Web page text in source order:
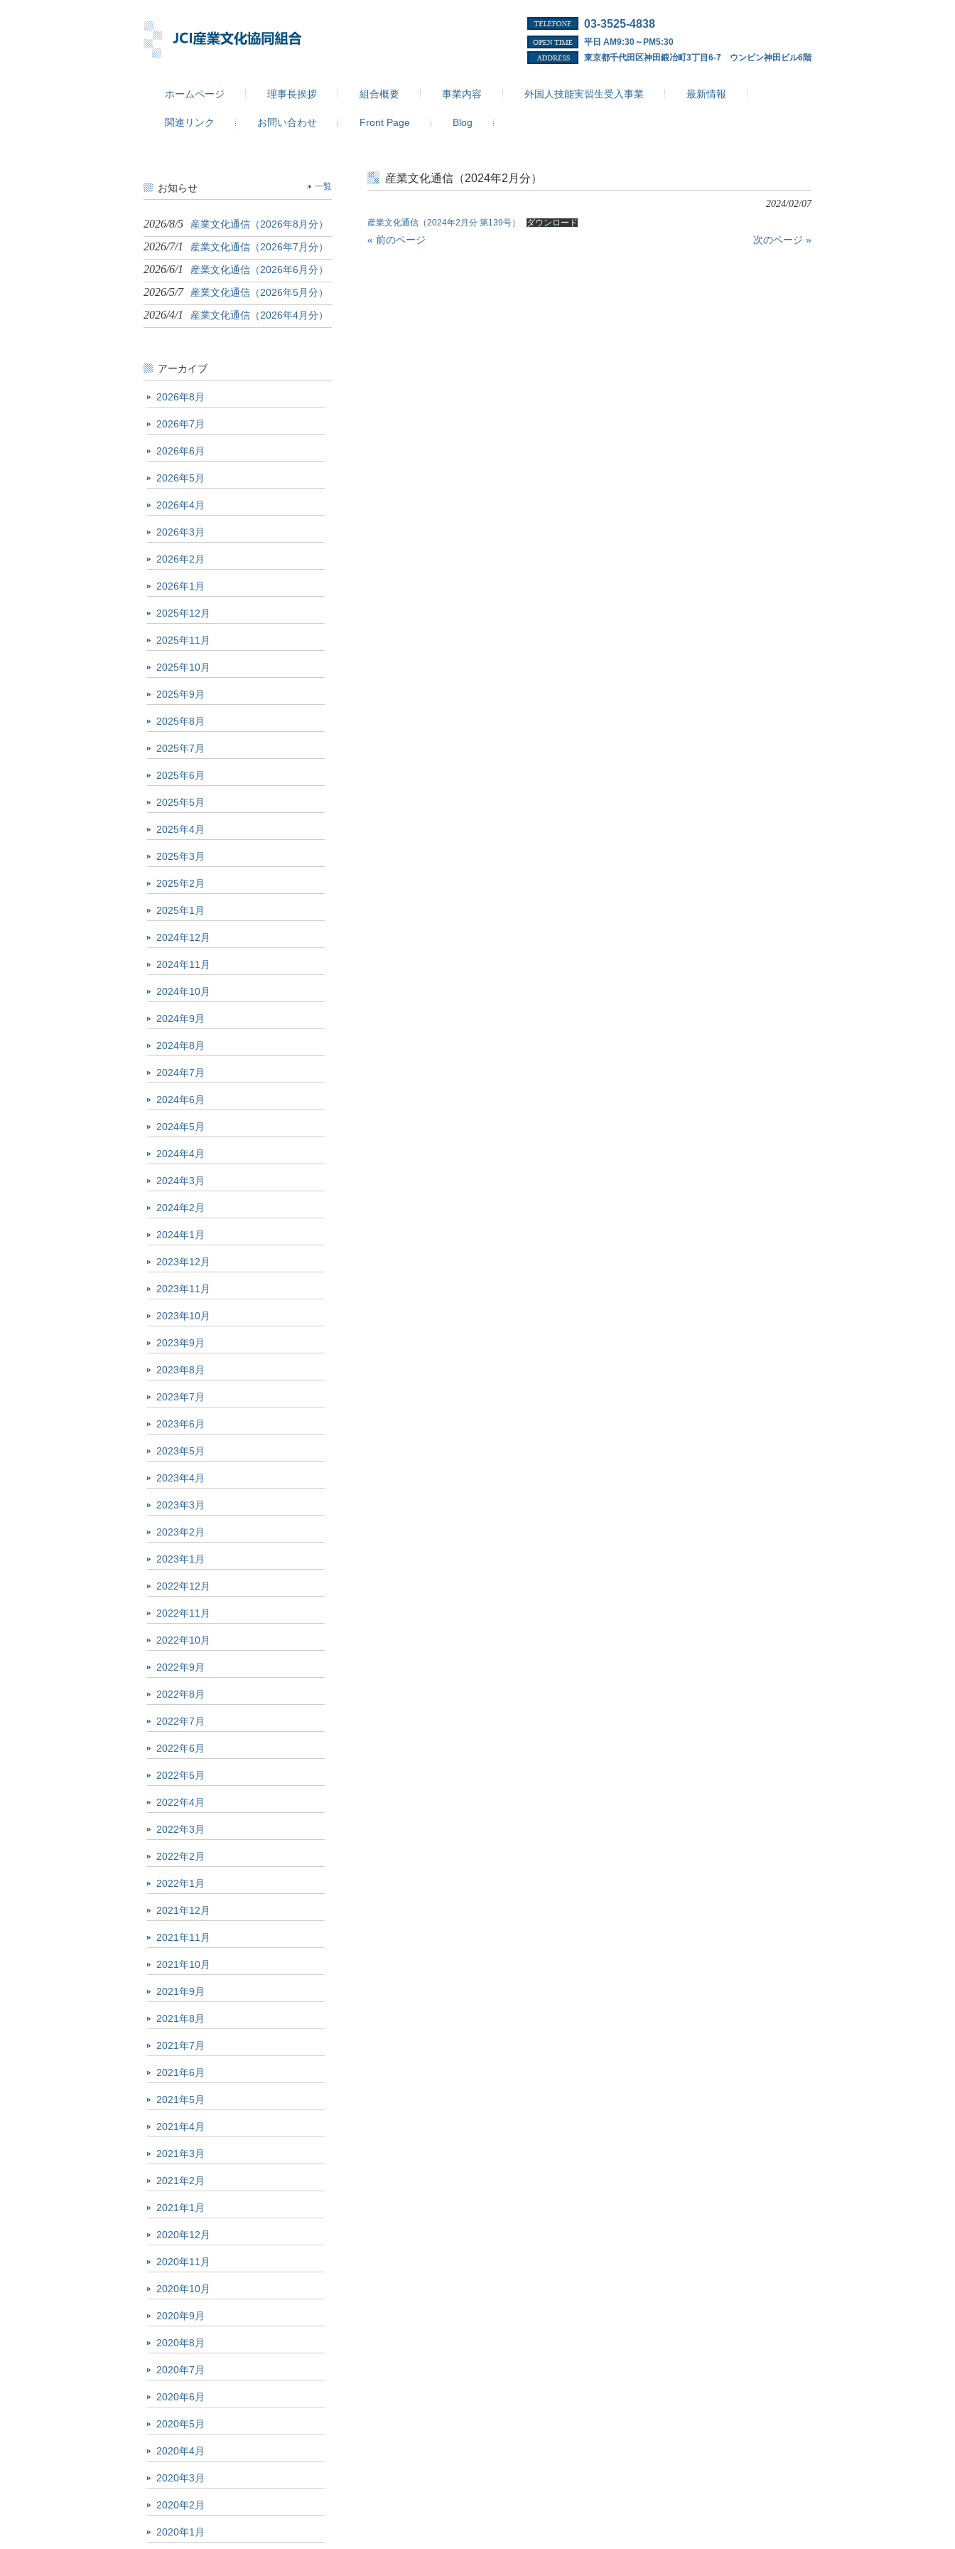
03-3525-4838
平日 AM9:30～PM5:30
東京都千代田区神田鍛冶町3丁目6-7 ウンピン神田ビル6階
ホームページ 理事長挨拶 組合概要 事業内容 外国人技能実習生受入事業 最新情報
関連リンク お問い合わせ Front Page Blog
産業文化通信（2024年2月分）
2024/02/07
産業文化通信（2024年2月分 第139号） ダウンロード
« 前のページ 次のページ »
お知らせ 一覧
2026/8/5 産業文化通信（2026年8月分）
2026/7/1 産業文化通信（2026年7月分）
2026/6/1 産業文化通信（2026年6月分）
2026/5/7 産業文化通信（2026年5月分）
2026/4/1 産業文化通信（2026年4月分）
アーカイブ
2026年8月
2026年7月
2026年6月
2026年5月
2026年4月
2026年3月
2026年2月
2026年1月
2025年12月
2025年11月
2025年10月
2025年9月
2025年8月
2025年7月
2025年6月
2025年5月
2025年4月
2025年3月
2025年2月
2025年1月
2024年12月
2024年11月
2024年10月
2024年9月
2024年8月
2024年7月
2024年6月
2024年5月
2024年4月
2024年3月
2024年2月
2024年1月
2023年12月
2023年11月
2023年10月
2023年9月
2023年8月
2023年7月
2023年6月
2023年5月
2023年4月
2023年3月
2023年2月
2023年1月
2022年12月
2022年11月
2022年10月
2022年9月
2022年8月
2022年7月
2022年6月
2022年5月
2022年4月
2022年3月
2022年2月
2022年1月
2021年12月
2021年11月
2021年10月
2021年9月
2021年8月
2021年7月
2021年6月
2021年5月
2021年4月
2021年3月
2021年2月
2021年1月
2020年12月
2020年11月
2020年10月
2020年9月
2020年8月
2020年7月
2020年6月
2020年5月
2020年4月
2020年3月
2020年2月
2020年1月